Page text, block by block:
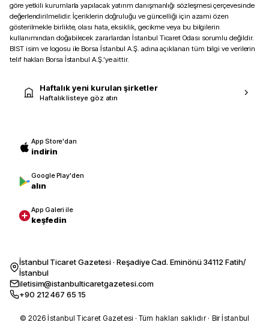
göre yetkili kurumlarla yapılacak yatırım danışmanlığı sözleşmesi çerçevesinde
değerlendirilmelidir. İçeriklerin doğruluğu ve güncelliği için azami özen
gösterilmekle birlikte, olası hata, eksiklik, gecikme veya bu bilgilerin
kullanımından doğabilecek zararlardan İstanbul Ticaret Odası sorumlu değildir.
BIST isim ve logosu ile Borsa İstanbul A.Ş. adına açıklanan tüm bilgi ve verilerin
telif hakları Borsa İstanbul A.Ş.’ye aittir.
Haftalık yeni kurulan şirketler
Haftalık listeye göz atın
App Store'dan
indirin
Google Play'den
alın
App Galeri ile
keşfedin
İstanbul Ticaret Gazetesi · Reşadiye Cad. Eminönü 34112 Fatih/
İstanbul
iletisim@istanbulticaretgazetesi.com
+90 212 467 65 15
© 2026 İstanbul Ticaret Gazetesi · Tüm hakları saklıdır · Bir İstanbul